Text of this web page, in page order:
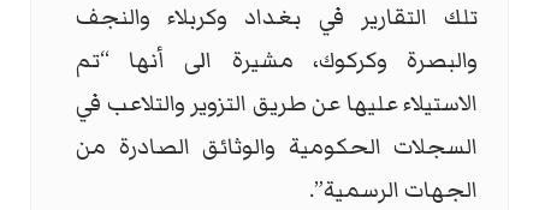
تلك التقارير في بغداد وكربلاء والنجف
والبصرة وكركوك، مشيرة الى أنها “تم
الاستيلاء عليها عن طريق التزوير والتلاعب في
السجلات الحكومية والوثائق الصادرة من
الجهات الرسمية”.